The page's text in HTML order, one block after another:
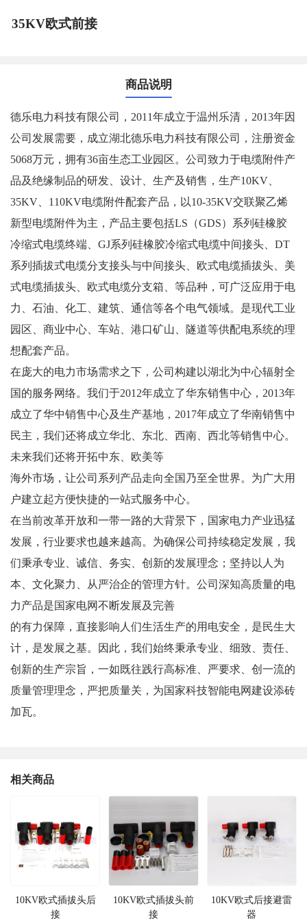
35KV欧式前接
商品说明
德乐电力科技有限公司，2011年成立于温州乐清，2013年因
公司发展需要，成立湖北德乐电力科技有限公司，注册资金
5068万元，拥有36亩生态工业园区。公司致力于电缆附件产
品及绝缘制品的研发、设计、生产及销售，生产10KV、
35KV、110KV电缆附件配套产品，以10-35KV交联聚乙烯
新型电缆附件为主，产品主要包括LS（GDS）系列硅橡胶
冷缩式电缆终端、GJ系列硅橡胶冷缩式电缆中间接头、DT
系列插拔式电缆分支接头与中间接头、欧式电缆插拔头、美
式电缆插拔头、欧式电缆分支箱、等品种，可广泛应用于电
力、石油、化工、建筑、通信等各个电气领域。是现代工业
园区、商业中心、车站、港口矿山、隧道等供配电系统的理
想配套产品。
在庞大的电力市场需求之下，公司构建以湖北为中心辐射全
国的服务网络。我们于2012年成立了华东销售中心，2013年
成立了华中销售中心及生产基地，2017年成立了华南销售中
民主，我们还将成立华北、东北、西南、西北等销售中心。
未来我们还将开拓中东、欧美等
海外市场，让公司系列产品走向全国乃至全世界。为广大用
户建立起方便快捷的一站式服务中心。
在当前改革开放和一带一路的大背景下，国家电力产业迅猛
发展，行业要求也越来越高。为确保公司持续稳定发展，我
们秉承专业、诚信、务实、创新的发展理念；坚持以人为
本、文化聚力、从严治企的管理方针。公司深知高质量的电
力产品是国家电网不断发展及完善
的有力保障，直接影响人们生活生产的用电安全，是民生大
计，是发展之基。因此，我们始终秉承专业、细致、责任、
创新的生产宗旨，一如既往践行高标准、严要求、创一流的
质量管理理念，严把质量关，为国家科技智能电网建设添砖
加瓦。
相关商品
10KV欧式插拔头后
接
10KV欧式插拔头前
接
10KV欧式后接避雷
器